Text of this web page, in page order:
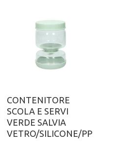
Aggiungi al carrello
CONTENITORE
SCOLA E SERVI
VERDE SALVIA
VETRO/SILICONE/PP